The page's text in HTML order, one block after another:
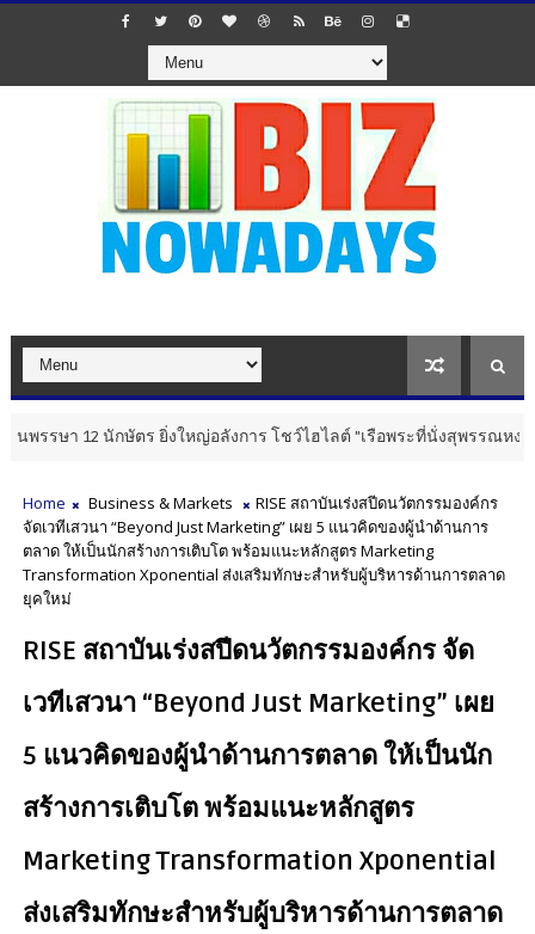
นักษัตร ยิ่งใหญ่อลังการ โชว์ไฮไลต์ "เรือพระที่นั่งสุพรรณหงส์จากขวด
Home Business & Markets
RISE สถาบันเร่งสปีดนวัตกรรมองค์กร
จัดเวทีเสวนา “Beyond Just Marketing” เผย 5 แนวคิดของผู้นำด้านการ
ตลาด ให้เป็นนักสร้างการเติบโต พร้อมแนะหลักสูตร Marketing
Transformation Xponential ส่งเสริมทักษะสำหรับผู้บริหารด้านการตลาด
ยุคใหม่
RISE สถาบันเร่งสปีดนวัตกรรมองค์กร จัด
เวทีเสวนา “Beyond Just Marketing” เผย
5 แนวคิดของผู้นำด้านการตลาด ให้เป็นนัก
สร้างการเติบโต พร้อมแนะหลักสูตร
Marketing Transformation Xponential
ส่งเสริมทักษะสำหรับผู้บริหารด้านการตลาด